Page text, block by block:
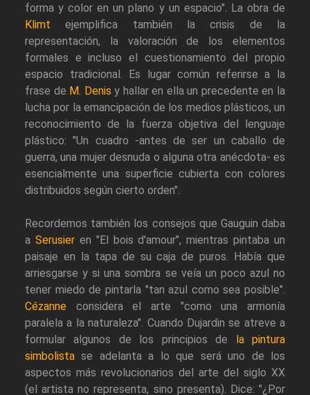
forma y color en un plano y un espacio". La obra de
Klimt ejemplifica también la crisis de la
representación, la valoración de los elementos
formales e incluso el cuestionamiento del propio
espacio tradicional. Es lugar común referirse a la
frase de M. Denis y hallar en ella un precedente en la
lucha por la emancipación de los medios plásticos, un
reconocimiento de la fuerza objetiva del lenguaje
plástico: "Un cuadro -antes de ser un caballo de
guerra, una mujer desnuda o alguna otra anécdota- es
esencialmente una superficie cubierta con colores
distribuidos según cierto orden".
Recordemos también los consejos que Gauguin daba
a Serusieren "El bois d'amour", mientras pintaba un
paisaje en la tapa de su caja de puros. Había que
arriesgarse y si una sombra se veía un poco azul no
tener miedo de pintarla "tan azul como sea posible".
Cézanne considera el arte "como una armonía
paralela a la naturaleza". Cuando Dujardin se atreve a
formular algunos de los principios de
la pintura
simbolista se adelanta a lo que será uno de los
aspectos más revolucionarios del arte del siglo XX
(el artista no representa, sino presenta). Dice: "¿Por